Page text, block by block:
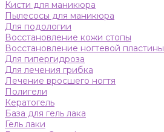
Кисти для маникюра
Пылесосы для маникюра
Для подологии
Восстановление кожи стопы
Восстановление ногтевой пластины
Для гипергидроза
Для лечения грибка
Лечение вросшего ногтя
Полигели
Кератогель
База для гель лака
Гель лаки